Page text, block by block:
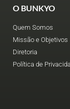
O BUNKYO
Quem Somos
Missão e Objetivos
Diretoria
Política de